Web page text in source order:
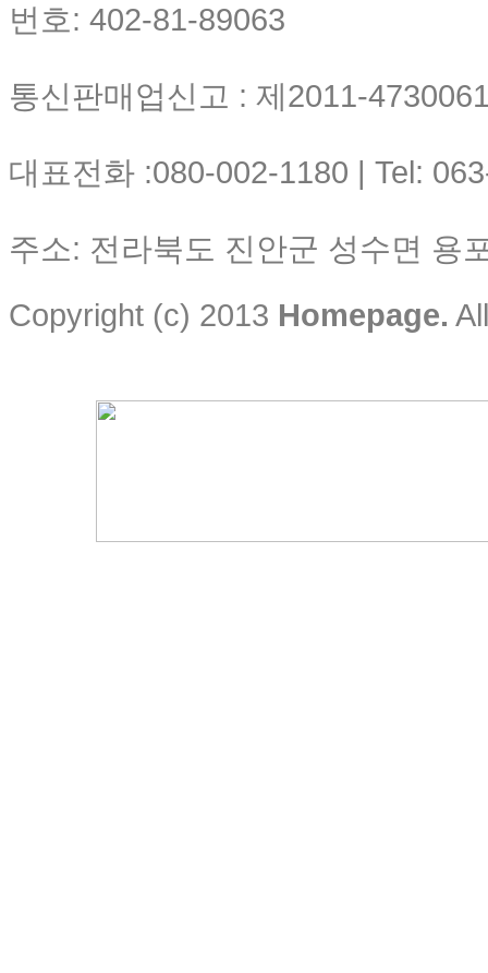
번호: 402-81-89063
통신판매업신고 : 제2011-
대표전화 :080-002-1180 | Tel:
주소: 전라북도 진안군 성수면 용
Copyright (c) 2013 Homepage.